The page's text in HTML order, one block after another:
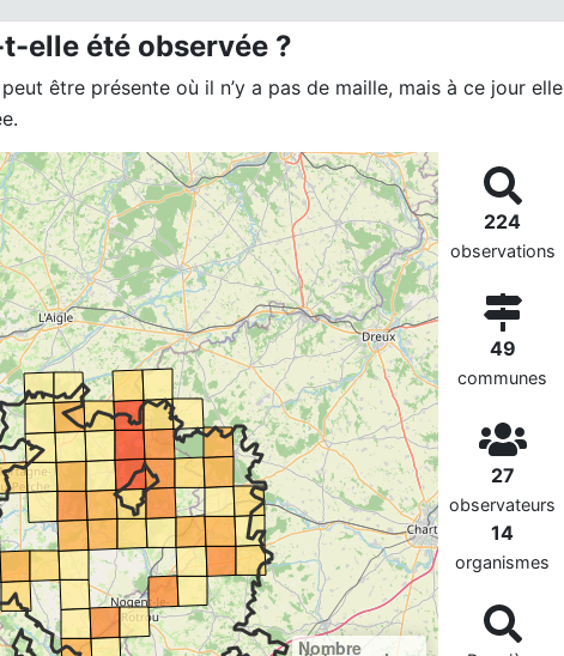
elle été observée ?
être présente où il n’y a pas de maille, mais à ce jour elle
Nombre
224
observations
49
communes
27
observateurs
14
organismes